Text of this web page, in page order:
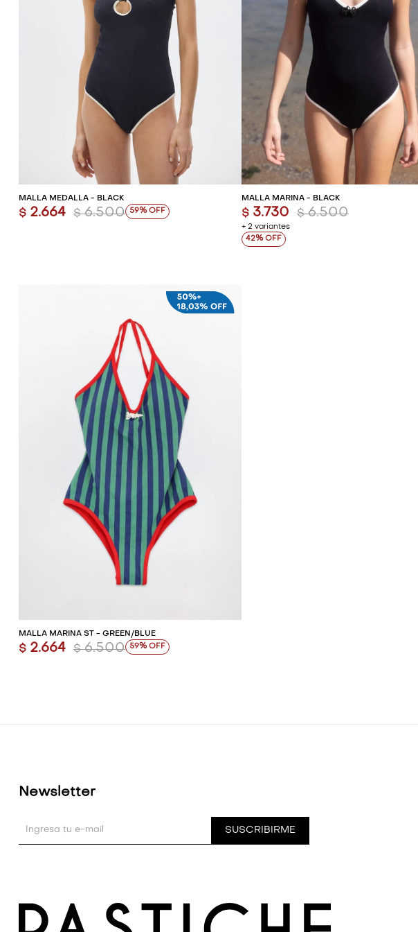
AGREGAR AL CARRITO
MALLA MEDALLA - BLACK
$ 2.664 $ 6.500 59
AGREGAR AL CARRITO
MALLA MARINA - BLACK
+ 2 variantes
$ 3.730 $ 6.500
42
MALLA MARINA ST - GREEN/BLUE
$ 2.664 $ 6.500 59
Newsletter
SUSCRIBIRME